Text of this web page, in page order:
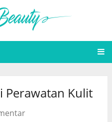
Perawatan Kulit